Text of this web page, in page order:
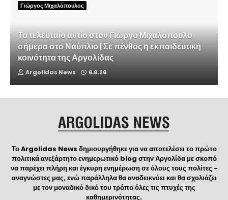
Γιώργος Μιχαλόπουλος
Το τελευταίο αντίο στον Γιώργο Μιχαλόπουλο
σήμερα στο Ναύπλιο | Σε πένθος η εκπαιδευτική
κοινότητα της Αργολίδας
Argolidas News 6.8.26
Το Argolidas News δημιουργήθηκε για να αποτελέσει το πρώτο
πολιτικά ανεξάρτητο ενημερωτικό blog στην Αργολίδα με σκοπό
να παρέχει πλήρη και έγκυρη ενημέρωση σε όλους τους πολίτες -
αναγνώστες μας, ενώ παράλληλα θα αναδεικνύει και θα σχολιάζει
με τον μοναδικό δικό του τρόπο όλες τις πτυχές της
καθημερινότητας.